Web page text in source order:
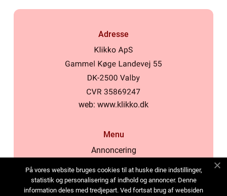
Adresse
web: www.klikko.dk
Menu
Annoncering
Cookies
Kontakt os
På vores website bruges cookies til at huske dine indstillinger,
statistik og personalisering af indhold og annoncer. Denne
information deles med tredjepart. Ved fortsat brug af websiden